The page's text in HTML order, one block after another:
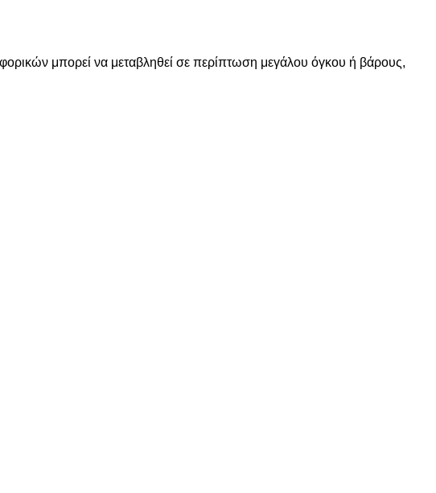
μπορεί να μεταβληθεί σε περίπτωση μεγάλου όγκου ή βάρους,